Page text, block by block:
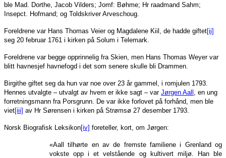
ble Mad. Dorthe, Jacob Vilders; Jomf: Bøhme; Hr raadmand Sahm;
Insepct. Hofmand; og Toldskriver Arveschoug.
Foreldrene var Hans Thomas Veier og Magdalene Kiil, de hadde giftet[ii]
seg 20 februar 1761 i kirken på Solum i Telemark.
Foreldrene var begge opprinnelig fra Skien, men Hans Thomas Weyer var
blitt havnesjef havnefogd i det som senere skulle bli Drammen.
Birgithe giftet seg da hun var noe over 23 år gammel, i romjulen 1793.
Hennes utvalgte – utvalgt av hvem er ikke sagt – var Jørgen Aall
, en ung
forretningsmann fra Porsgrunn. De var ikke forlovet på forhånd, men ble
viet[iii] av Hr Sørensen i kirken på Strømsø 27 desember 1793.
Norsk Biografisk Leksikon[iv] foreteller, kort, om Jørgen:
«Aall tilhørte en av de fremste familiene i Grenland og
vokste opp i et velstående og kultivert miljø. Han ble